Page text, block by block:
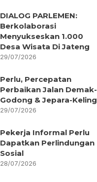
DIALOG PARLEMEN:
Berkolaborasi
Menyukseskan 1.000
Desa Wisata Di Jateng
29/07/2026
Perlu, Percepatan
Perbaikan Jalan Demak-
Godong & Jepara-Keling
29/07/2026
Pekerja Informal Perlu
Dapatkan Perlindungan
Sosial
28/07/2026